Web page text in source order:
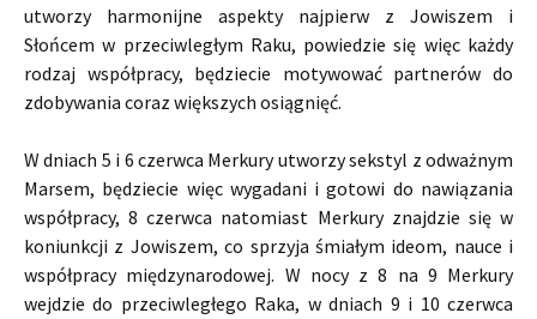
utworzy harmonijne aspekty najpierw z Jowiszem i
Słońcem w przeciwległym Raku, powiedzie się więc każdy
rodzaj współpracy, będziecie motywować partnerów do
zdobywania coraz większych osiągnięć.
W dniach 5 i 6 czerwca Merkury utworzy sekstyl z odważnym
Marsem, będziecie więc wygadani i gotowi do nawiązania
współpracy, 8 czerwca natomiast Merkury znajdzie się w
koniunkcji z Jowiszem, co sprzyja śmiałym ideom, nauce i
współpracy międzynarodowej. W nocy z 8 na 9 Merkury
wejdzie do przeciwległego Raka, w dniach 9 i 10 czerwca